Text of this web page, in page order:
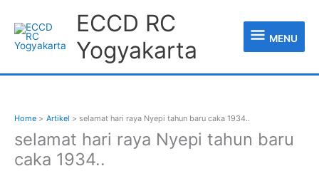
content
ECCD RC
Yogyakarta
MENU
Home Artikel selamat hari raya Nyepi tahun baru caka 1934..
selamat hari raya Nyepi tahun baru
caka 1934..